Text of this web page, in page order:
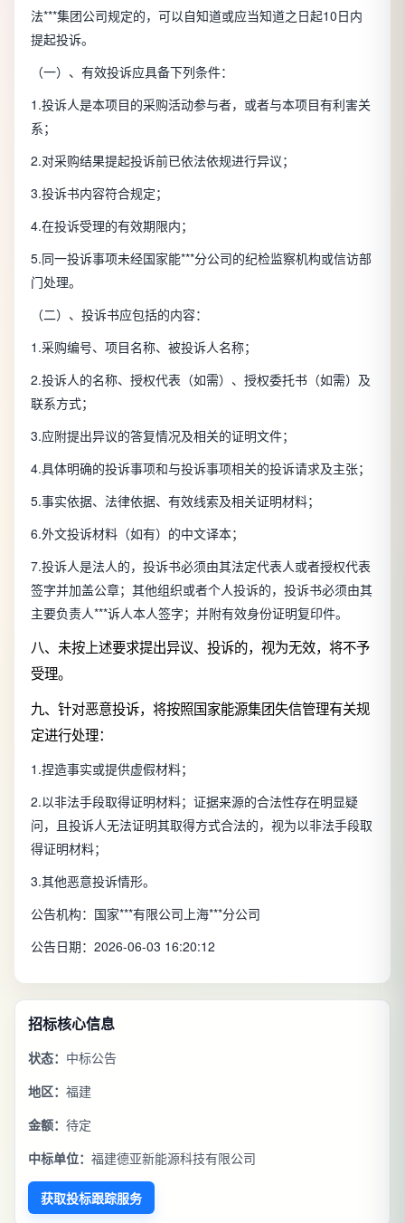
法***集团公司规定的，可以自知道或应当知道之日起10日内
提起投诉。
（一）、有效投诉应具备下列条件：
1.投诉人是本项目的采购活动参与者，或者与本项目有利害关
系；
2.对采购结果提起投诉前已依法依规进行异议；
3.投诉书内容符合规定；
4.在投诉受理的有效期限内；
5.同一投诉事项未经国家能***分公司的纪检监察机构或信访部
门处理。
（二）、投诉书应包括的内容：
1.采购编号、项目名称、被投诉人名称；
2.投诉人的名称、授权代表（如需）、授权委托书（如需）及
联系方式；
3.应附提出异议的答复情况及相关的证明文件；
4.具体明确的投诉事项和与投诉事项相关的投诉请求及主张；
5.事实依据、法律依据、有效线索及相关证明材料；
6.外文投诉材料（如有）的中文译本；
7.投诉人是法人的，投诉书必须由其法定代表人或者授权代表
签字并加盖公章；其他组织或者个人投诉的，投诉书必须由其
主要负责人***诉人本人签字；并附有效身份证明复印件。
八、未按上述要求提出异议、投诉的，视为无效，将不予
受理。
九、针对恶意投诉，将按照国家能源集团失信管理有关规
定进行处理：
1.捏造事实或提供虚假材料；
2.以非法手段取得证明材料；证据来源的合法性存在明显疑
问，且投诉人无法证明其取得方式合法的，视为以非法手段取
得证明材料；
3.其他恶意投诉情形。
公告机构：国家***有限公司上海***分公司
公告日期：2026-06-03 16:20:12
招标核心信息
状态： 中标公告
地区： 福建
金额： 待定
中标单位： 福建德亚新能源科技有限公司
获取投标跟踪服务